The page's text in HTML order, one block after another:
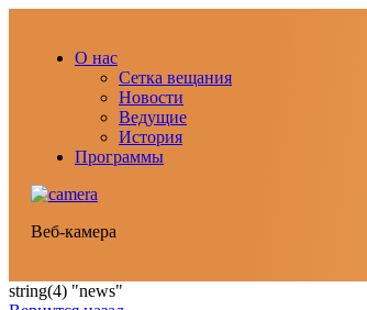
О нас
Сетка вещания
Новости
Ведущие
История
Программы
Веб-камера
string(4) "news"